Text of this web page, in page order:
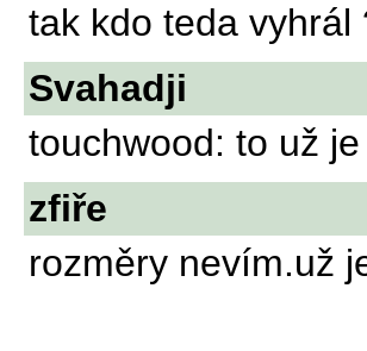
tak kdo teda vyhrál
Svahadji
touchwood: to už
zfiře
rozměry nevím.už